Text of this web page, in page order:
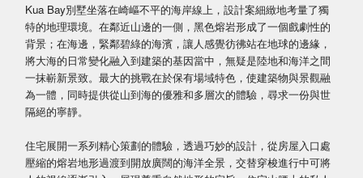
Kua Bay別墅坐落在崎嶇不平的海岸線上，設計案細緻地考量了獨
特的地理環境。在鄰近山邊的一側，黑色熔岩形成了一個戲劇性的
背景；在海邊，緊鄰碧綠的海濱，讓人感覺彷彿站在地球的邊緣，
將大海的日常變化融入到建築的基因當中，無疑是陸地和海洋之間
一抹嶄新景致。最大的挑戰在於保有場域特色，使建築物與景觀融
為一體，同時提供從山到海的優雅和多層次的體驗，尋求一份與世
隔絕的寧靜。
住宅展開一系列精心策劃的體驗，透過巧妙的設計，從房屋入口處
壓縮的熔岩地形過渡到開放廣闊的海洋全景，交替穿梭進行中可將